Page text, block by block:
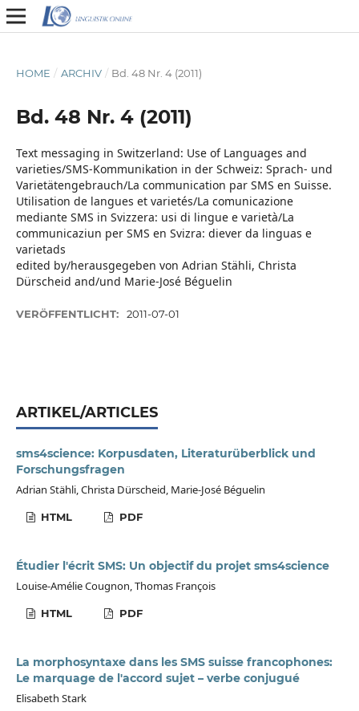
HOME / ARCHIV / Bd. 48 Nr. 4 (2011)
Bd. 48 Nr. 4 (2011)
Text messaging in Switzerland: Use of Languages and
varieties/SMS-Kommunikation in der Schweiz: Sprach- und
Varietätengebrauch/La communication par SMS en Suisse.
Utilisation de langues et varietés/La comunicazione
mediante SMS in Svizzera: usi di lingue e varietà/La
communicaziun per SMS en Svizra: diever da linguas e
varietads
edited by/herausgegeben von Adrian Stähli, Christa
Dürscheid and/und Marie-José Béguelin
VERÖFFENTLICHT: 2011-07-01
ARTIKEL/ARTICLES
sms4science: Korpusdaten, Literaturüberblick und
Forschungsfragen
Adrian Stähli, Christa Dürscheid, Marie-José Béguelin
HTML PDF
Étudier l'écrit SMS: Un objectif du projet sms4science
Louise-Amélie Cougnon, Thomas François
HTML PDF
La morphosyntaxe dans les SMS suisse francophones:
Le marquage de l'accord sujet – verbe conjugué
Elisabeth Stark